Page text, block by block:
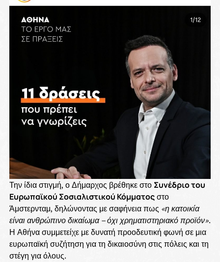
Την ίδια στιγμή, ο Δήμαρχος βρέθηκε στο Συνέδριο του
Ευρωπαϊκού Σοσιαλιστικού Κόμματοςστο
Άμστερνταμ, δηλώνοντας με σαφήνεια πως «η κατοικία
είναι ανθρώπινο δικαίωμα – όχι χρηματιστηριακό προϊόν».
Η Αθήνα συμμετείχε με δυνατή προοδευτική φωνή σε μια
ευρωπαϊκή συζήτηση για τη δικαιοσύνη στις πόλεις και τη
στέγη για όλους.